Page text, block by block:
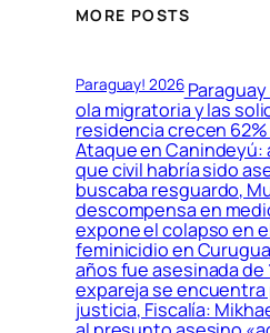
MORE POSTS
Paraguay! 2026Paraguay
ola migratoria y las
residencia crecen
Ataque en
que civil habría sido
buscaba resguardo,
descompensa en
expone el colapso en
feminicidio en
años fue asesinada de
expareja se encuentra
justicia, Fiscalía: